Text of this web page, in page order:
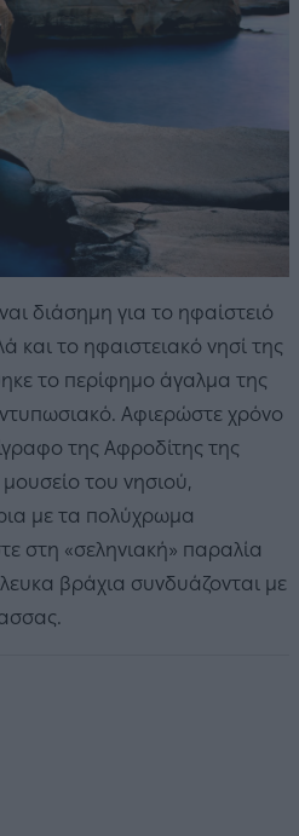
διάσημη για το ηφαίστειό
και το ηφαιστειακό νησί της
το περίφημο άγαλμα της
Αφιερώστε χρόνο
της Αφροδίτης της
του νησιού,
με τα πολύχρωμα
στη «σεληνιακή» παραλία
βράχια συνδυάζονται με